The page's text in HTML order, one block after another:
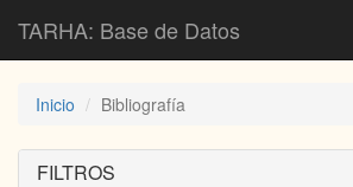
TARHA: Base de Datos
Inicio Bibliografía
FILTROS